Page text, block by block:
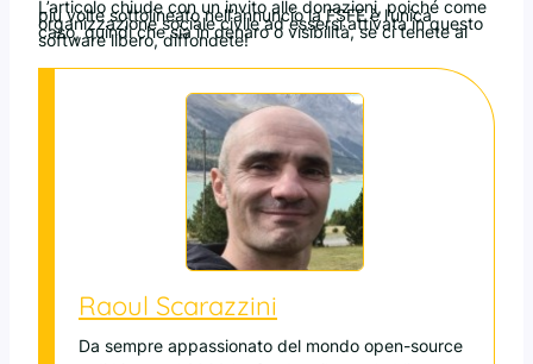
L’articolo chiude con un invito alle donazioni, poiché come
più volte sottolineato nell’annuncio la FSFE è l’unica
organizzazione sociale civile ad essersi attivata in questo
caso, quindi che sia in denaro o visibilità, se ci tenete al
software libero, diffondete!
Raoul Scarazzini
Da sempre appassionato del mondo open-source